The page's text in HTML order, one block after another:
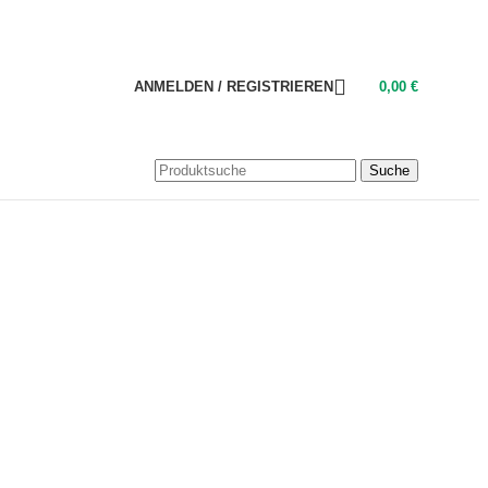
ANMELDEN / REGISTRIEREN 0,00 €
Suche